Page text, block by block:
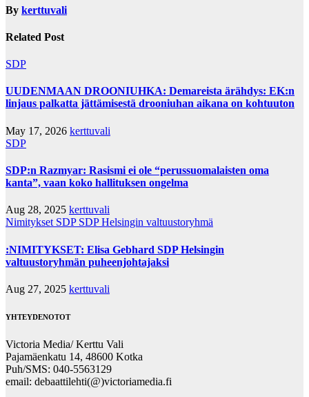
By kerttuvali
Related Post
SDP
UUDENMAAN DROONIUHKA: Demareista ärähdys: EK:n
linjaus palkatta jättämisestä drooniuhan aikana on kohtuuton
May 17, 2026 kerttuvali
SDP
SDP:n Razmyar: Rasismi ei ole “perussuomalaisten oma
kanta”, vaan koko hallituksen ongelma
Aug 28, 2025 kerttuvali
Nimitykset SDP SDP Helsingin valtuustoryhmä
:NIMITYKSET: Elisa Gebhard SDP Helsingin
valtuustoryhmän puheenjohtajaksi
Aug 27, 2025 kerttuvali
YHTEYDENOTOT
Victoria Media/ Kerttu Vali
Pajamäenkatu 14, 48600 Kotka
Puh/SMS: 040-5563129
email: debaattilehti(@)victoriamedia.fi